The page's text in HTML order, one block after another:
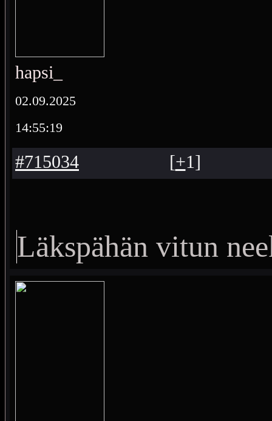
hapsi_
02.09.2025
14:55:19
#715034 [+1]
Läkspähän vitun